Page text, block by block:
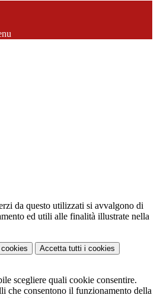
da questo utilizzati si avvalgono di
ed utili alle finalità illustrate nella
Accetta tutti i cookies
scegliere quali cookie consentire.
che consentono il funzionamento della